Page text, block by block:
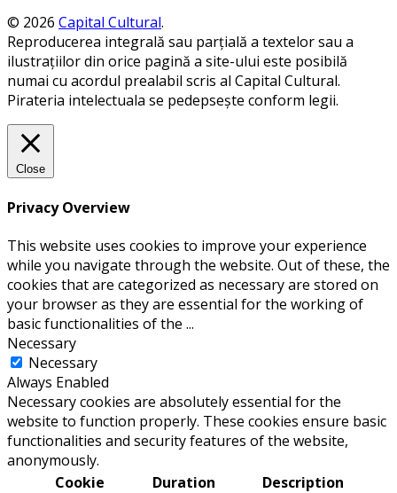
© 2026 Capital Cultural.
Reproducerea integrală sau parțială a textelor sau a
ilustrațiilor din orice pagină a site-ului este posibilă
numai cu acordul prealabil scris al Capital Cultural.
Pirateria intelectuala se pedepsește conform legii.
Close
Privacy Overview
This website uses cookies to improve your experience
while you navigate through the website. Out of these, the
cookies that are categorized as necessary are stored on
your browser as they are essential for the working of
basic functionalities of the ...
Necessary
Necessary
Always Enabled
Necessary cookies are absolutely essential for the
website to function properly. These cookies ensure basic
functionalities and security features of the website,
anonymously.
Cookie
Duration Description